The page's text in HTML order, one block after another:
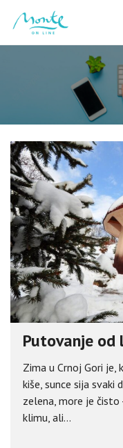
Putovanje
Zima u Crnoj Gori je,
kiše, sunce sija svaki
zelena, more je
klimu, ali...